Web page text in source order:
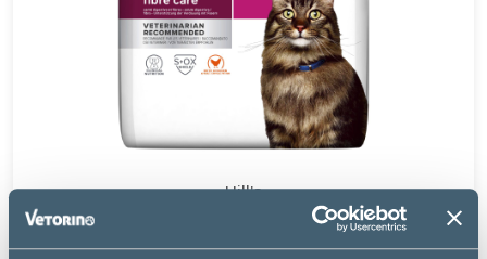
Hill's
GASTROINTESTINAL BIOME POULET - CHAT